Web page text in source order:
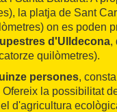
la platja de Sant
on es poden
d'Ulldecona,
quilòmetres).
persones,
la possibilitat
d'agricultura